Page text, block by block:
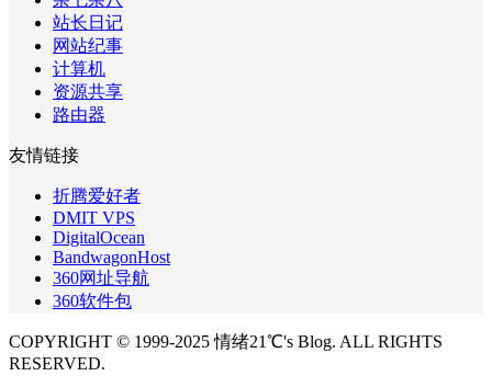
站长日记
网站纪事
计算机
资源共享
路由器
友情链接
折腾爱好者
DMIT VPS
DigitalOcean
BandwagonHost
360网址导航
360软件包
COPYRIGHT © 1999-2025 情绪21℃'s Blog. ALL RIGHTS
RESERVED.